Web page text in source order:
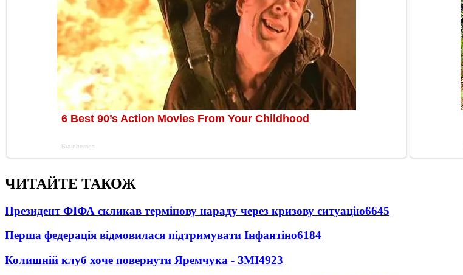
ЧИТАЙТЕ ТАКОЖ
Президент ФІФА скликав термінову нараду через кризову ситуацію6645
Перша федерація відмовилася підтримувати Інфантіно6184
Колишній клуб хоче повернути Яремчука - ЗМІ4923